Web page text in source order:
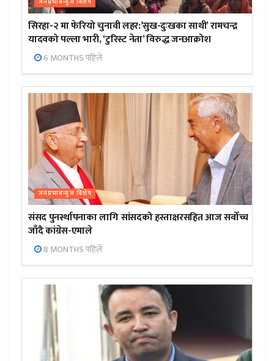
सिरहा-२ मा फेरियो चुनावी लहर:’सुख-दुःखका साथी’ रामचन्द्र
यादवको पल्ला भारी, ‘टुरिस्ट नेता’ विरुद्ध जनआक्रोश
6 MONTHS पहिले
जनप्रभाबन्युज विशेष
संसद पुनर्स्थापनाका लागि सांसदको हस्ताक्षरसहित आज सर्वोच्च
जाँदै कांग्रेस-एमाले
8 MONTHS पहिले